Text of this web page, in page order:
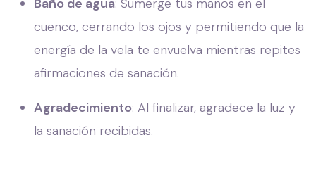
Baño de agua: Sumerge tus manos en el
cuenco, cerrando los ojos y permitiendo que la
energía de la vela te envuelva mientras repites
afirmaciones de sanación.
Agradecimiento: Al finalizar, agradece la luz y
la sanación recibidas.